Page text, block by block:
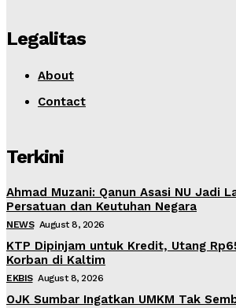
Legalitas
About
Contact
Terkini
Ahmad Muzani: Qanun Asasi NU Jadi
Persatuan dan Keutuhan Negara
NEWS August 8, 2026
KTP Dipinjam untuk Kredit, Utang
Korban di Kaltim
EKBIS August 8, 2026
OJK Sumbar Ingatkan UMKM Tak